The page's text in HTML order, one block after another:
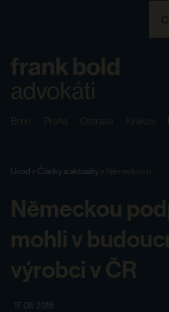
Brno Praha Ostrava Krakov
Úvod > Články a aktuality > Německou p...
Německou
mohli v
výrobci v ČR
17. 08. 2016